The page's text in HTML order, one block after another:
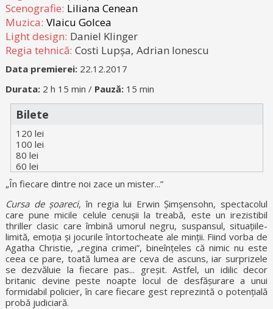
Scenografie: Liliana Cenean
Muzica: Vlaicu Golcea
Light design: Daniel Klinger
Regia tehnică: Costi Lupșa, Adrian Ionescu
Data premierei: 22.12.2017
Durata: 2 h 15 min / Pauză: 15 min
Bilete
120 lei
100 lei
80 lei
60 lei
„În fiecare dintre noi zace un mister...”
Cursa de șoareci, în regia lui Erwin Șimșensohn, spectacolul
care pune micile celule cenușii la treabă, este un irezistibil
thriller clasic care îmbină umorul negru, suspansul, situațiile-
limită, emoția și jocurile întortocheate ale minții. Fiind vorba de
Agatha Christie, „regina crimei”, bineînțeles că nimic nu este
ceea ce pare, toată lumea are ceva de ascuns, iar surprizele
se dezvăluie la fiecare pas... greșit. Astfel, un idilic decor
britanic devine peste noapte locul de desfășurare a unui
formidabil policier, în care fiecare gest reprezintă o potențială
probă judiciară.